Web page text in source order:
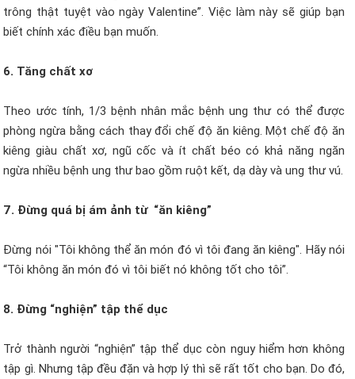
trông thật tuyệt vào ngày Valentine”. Việc làm này sẽ giúp bạn
biết chính xác điều bạn muốn.
6. Tăng chất xơ
Theo ước tính, 1/3 bệnh nhân mắc bệnh ung thư có thể được
phòng ngừa bằng cách thay đổi chế độ ăn kiêng. Một chế độ ăn
kiêng giàu chất xơ, ngũ cốc và ít chất béo có khả năng ngăn
ngừa nhiều bệnh ung thư bao gồm ruột kết, dạ dày và ung thư vú.
7. Đừng quá bị ám ảnh từ “ăn kiêng”
Đừng nói "Tôi không thể ăn món đó vì tôi đang ăn kiêng". Hãy nói
“Tôi không ăn món đó vì tôi biết nó không tốt cho tôi”.
8. Đừng “nghiện” tập thể dục
Trở thành người “nghiện” tập thể dục còn nguy hiểm hơn không
tập gì. Nhưng tập đều đặn và hợp lý thì sẽ rất tốt cho bạn. Do đó,